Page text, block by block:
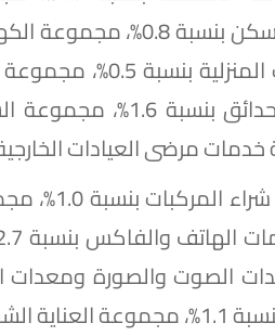
مجموعة صيانة وإصلاح
أدوات ومعدات المنازل
وزدات
1.3%.